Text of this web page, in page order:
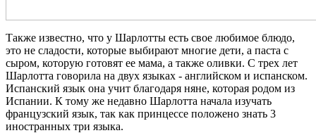
Также известно, что у Шарлотты есть свое любимое блюдо,
это не сладости, которые выбирают многие дети, а паста с
сыром, которую готовят ее мама, а также оливки. С трех лет
Шарлотта говорила на двух языках - английском и испанском.
Испанский язык она учит благодаря няне, которая родом из
Испании. К тому же недавно Шарлотта начала изучать
французский язык, так как принцессе положено знать 3
иностранных три языка.